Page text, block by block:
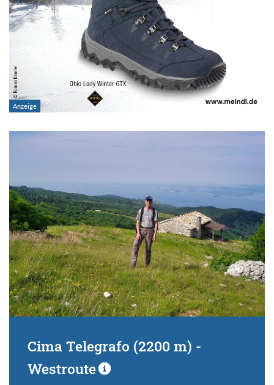
Cima Telegrafo (2200 m) -
Westroute